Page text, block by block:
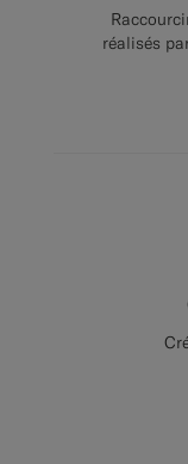
réalisés